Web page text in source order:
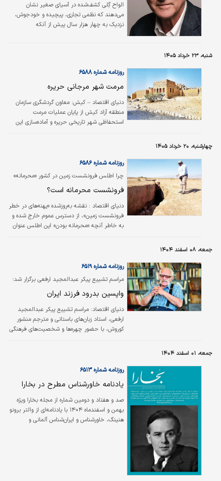
الواح گِلی کشف‌شده در آسیای صغیر نشان
می‌دهند که نظمی تجاری، پیچیده و خودجوش،
نزدیک به چهار هزار سال پیش از آنکه
شنبه، ۲۳ خرداد ۱۴۰۵
روزنامه شماره ۶۵۸۸
مرمت شهر مرجانی حریره
دنیای‌ اقتصاد – کیش: معاون گردشگری سازمان
منطقه آزاد کیش از پایان عملیات مرمت
استحفاظی شهر تاریخی حریره و آماده‌سازی این
چهارشنبه، ۲۰ خرداد ۱۴۰۵
چرا اطلس فرونشست زمین در کشور «محرمانه»
اعلام شده است؟ «دنیای‌اقتصاد» پیامد بی‌اطلاعی
عمومی درباره «تهدید زیرزمینی» شهرها را بررسی
می‌کند
روزنامه شماره ۶۵۸۶
فرونشست محرمانه است؟
دنیای‌ اقتصاد : نقشه به‌روز‌شده «پهنه‌های در خطر
فرونشست زمین»، از دسترس عموم خارج شده و
به خاطر آنچه «محرمانه بودن» این اطلس عنوان
«فرونشست» به ۳ دلیل، غیرعلمی و خود عامل
شکست در برابر این تهدید است.
جمعه، ۰۸ اسفند ۱۴۰۴
مراسم تشییع پیکر عبدالمجید ارفعی برگزار شد؛
روزنامه شماره ۶۵۱۹
واپسین بدرود فرزند ایران
دنیای اقتصاد: مراسم تشییع پیکر عبدالمجید
ارفعی، استاد زبان‌های باستانی و مترجم منشور
کوروش، با حضور چهره‌ها و شخصیت‌های فرهنگی
آمریکا به ایران داشت و تا واپسین روزهای زندگی
خوانش این الواح بود.
جمعه، ۰۱ اسفند ۱۴۰۴
روزنامه شماره ۶۵۱۳
یادنامه خاورشناس مطرح در بخارا
صد و هفتاد و دومین شماره از مجله بخارا ویژه
بهمن و اسفندماه ۱۴۰۴ با یادنامه‌ای از والتر برونو
هنینگ، خاورشناس و ایران‌شناس آلمانی و